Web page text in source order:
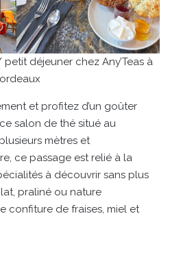
déjeuner chez Any’Teas à
et profitez d’un goûter
salon de thé situé au
mètres et
ce passage est relié à la
à découvrir sans plus
praliné ou nature
confiture de fraises, miel et